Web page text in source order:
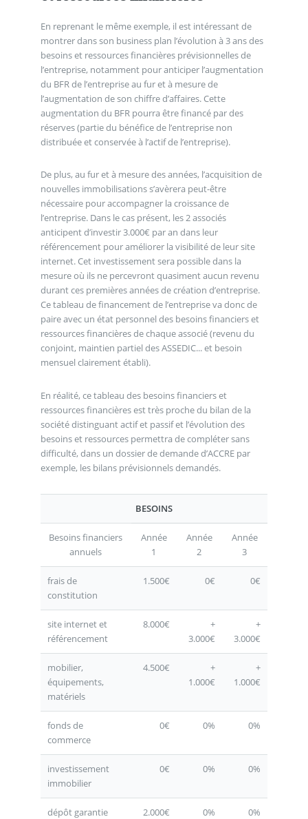
En reprenant le même exemple, il est intéressant de
montrer dans son business plan l’évolution à 3 ans des
besoins et ressources financières prévisionnelles de
l’entreprise, notamment pour anticiper l’augmentation
du BFR de l’entreprise au fur et à mesure de
l’augmentation de son chiffre d’affaires. Cette
augmentation du BFR pourra être financé par des
réserves (partie du bénéfice de l’entreprise non
distribuée et conservée à l’actif de l’entreprise).
De plus, au fur et à mesure des années, l’acquisition de
nouvelles immobilisations s’avèrera peut-être
nécessaire pour accompagner la croissance de
l’entreprise. Dans le cas présent, les 2 associés
anticipent d’investir 3.000€ par an dans leur
référencement pour améliorer la visibilité de leur site
internet. Cet investissement sera possible dans la
mesure où ils ne percevront quasiment aucun revenu
durant ces premières années de création d’entreprise.
Ce tableau de financement de l’entreprise va donc de
paire avec un état personnel des besoins financiers et
ressources financières de chaque associé (revenu du
conjoint, maintien partiel des ASSEDIC... et besoin
mensuel clairement établi).
En réalité, ce tableau des besoins financiers et
ressources financières est très proche du bilan de la
société distinguant actif et passif et l’évolution des
besoins et ressources permettra de compléter sans
difficulté, dans un dossier de demande d’ACCRE par
exemple, les bilans prévisionnels demandés.
BESOINS
Besoins financiers
annuels
Année
1
Année
2
Année
3
frais de
constitution
1.500€ 0€ 0€
site internet et
référencement
8.000€
+
3.000€
+
3.000€
mobilier,
équipements,
matériels
4.500€
+
1.000€
+
1.000€
fonds de
commerce
0€ 0% 0%
investissement
immobilier
0€ 0% 0%
dépôt garantie
2.000€ 0% 0%